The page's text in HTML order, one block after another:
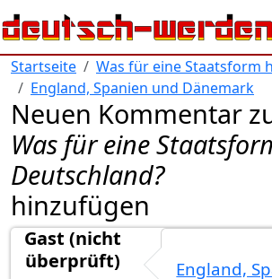
Direkt zum Inhalt
Startseite
Was für eine Staatsform
England, Spanien und Dänemark
Neuen Kommentar
Was für eine
Deutschland?
hinzufügen
Gast (nicht
überprüft)
England,